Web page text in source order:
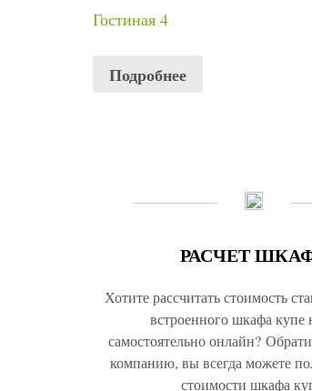
Гостиная 4
Подробнее
РАСЧЕТ
Хотите рассчитать стоимость
встроенного шкафа купе
самостоятельно онлайн?
компанию, вы всегда можете
стоимости шкафа